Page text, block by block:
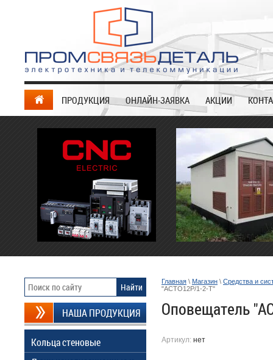
ПРОДУКЦИЯ ОНЛАЙН-ЗАЯВКА АКЦИИ
Главная \ Магазин \ Средства и
"АСТО12Р/1-2-Т"
Оповещатель
Артикул: нет
НАША ПРОДУКЦИЯ
Кольца стеновые